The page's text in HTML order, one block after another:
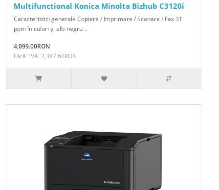
Multifunctional Konica Minolta Bizhub C3120i
Caracteristici generale Copiere / Imprimare / Scanare / Fax 31
ppm în culori și alb-negru ..
4,099.00RON
Fără TVA: 3,387.60RON